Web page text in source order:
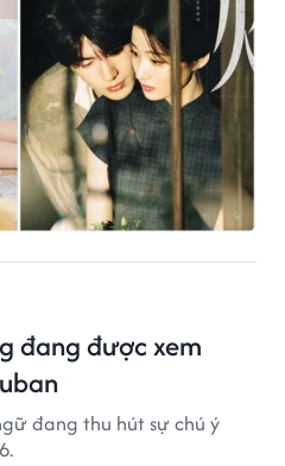
đang được xem
đang thu hút sự chú ý